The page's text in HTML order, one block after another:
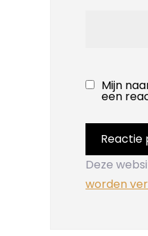
Mijn
een
Deze
worden